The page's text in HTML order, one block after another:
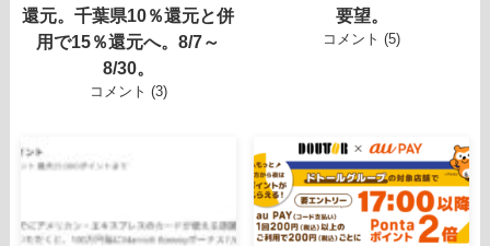
還元。千葉県10％還元と併
用で15％還元へ。8/7～
8/30。
コメント (3)
要望。
コメント (5)